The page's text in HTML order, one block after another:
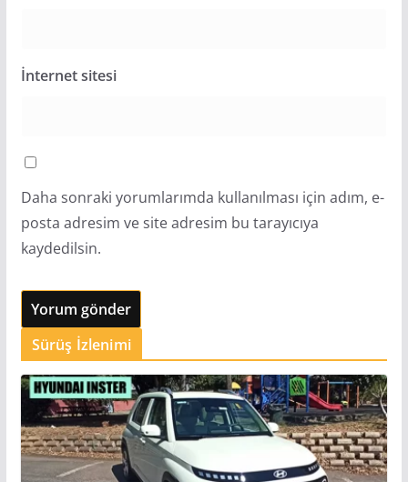
İnternet sitesi
Daha sonraki yorumlarımda kullanılması için adım, e-
posta adresim ve site adresim bu tarayıcıya
kaydedilsin.
Sürüş İzlenimi